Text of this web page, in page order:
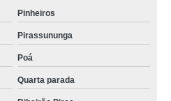
Pinheiros
Pirassununga
Poá
Quarta parada